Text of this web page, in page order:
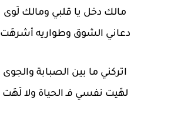
مالك دخل يا قلبي ومالك لَوى
دعاني الشوق وطواريه أشرهَت
اتركني ما بين الصبابة والجوى
لهّيت نفسي فـ الحياة ولا لَهَت